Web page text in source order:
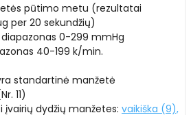
pūtimo metu (rezultatai
per 20 sekundžių)
0-299 mmHg
40-199 k/min.
standartinė manžetė
11)
dydžių manžetes: vaikiška (9),